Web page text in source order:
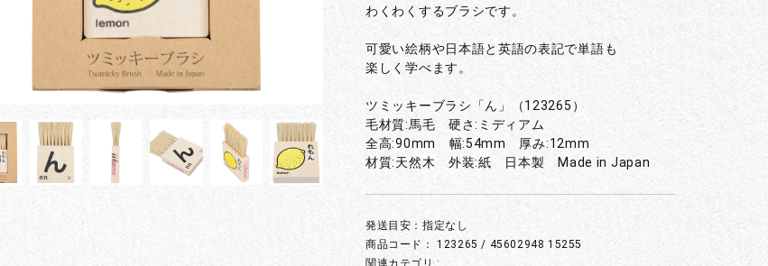
わくわくするブラシです。
可愛い絵柄や日本語と英語の表記で単語も
楽しく学べます。
ツミッキーブラシ「ん」（123265）
毛材質:馬毛 硬さ:ミディアム
全高:90mm 幅:54mm 厚み:12mm
材質:天然木 外装:紙 日本製 Made in Japan
発送目安：指定なし
商品コード：123265 / 45602948 15255
関連カテゴリ :